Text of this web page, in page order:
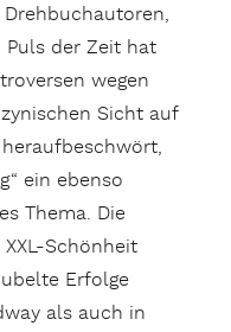
Puls der Zeit hat
wegen
Sicht auf
ein ebenso
Thema. Die
Schönheit
Erfolge
als auch in